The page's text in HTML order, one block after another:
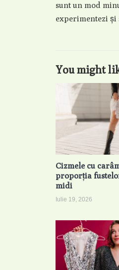
sunt un mod
experimentezi
You might
Cizmele cu
proporția
midi
Iulie 19, 2026